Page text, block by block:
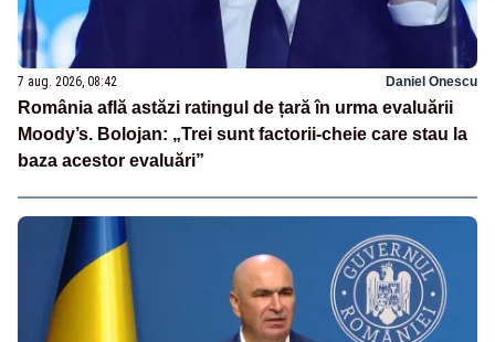
7 aug. 2026, 08:42 Daniel Onescu
România află astăzi ratingul de țară în urma evaluării
Moody’s. Bolojan: „Trei sunt factorii-cheie care stau la
baza acestor evaluări”